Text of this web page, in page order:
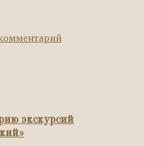
экскурсий